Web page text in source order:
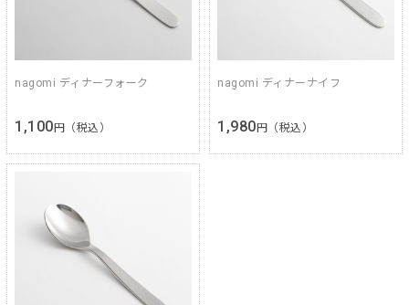
nagomi ディナーフォーク
1,100 円（税込）
nagomi ディナーナイフ
1,980 円（税込）